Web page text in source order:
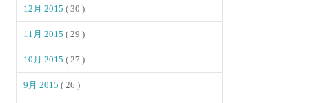
12月 2015( 30 )
11月 2015( 29 )
10月 2015( 27 )
9月 2015( 26 )